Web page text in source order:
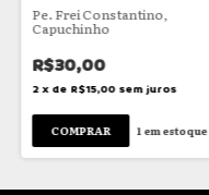
Pe. Frei Constantino,
Capuchinho
R$30,00
2 x de R$15,00 sem juros
1 em estoque